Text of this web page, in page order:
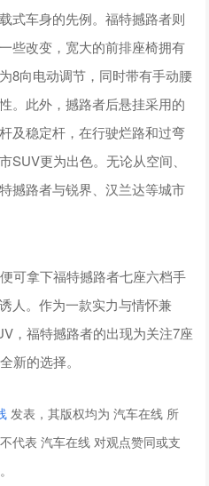
式车身的先例。福特撼路者则
些改变，宽大的前排座椅拥有
8向电动调节，同时带有手动腰
。此外，撼路者后悬挂采用的
及稳定杆，在行驶烂路和过弯
SUV更为出色。无论从空间、
撼路者与锐界、汉兰达等城市
可拿下福特撼路者七座六档手
人。作为一款实力与情怀兼
，福特撼路者的出现为关注7座
新的选择。
发表，其版权均为 汽车在线 所
代表 汽车在线 对观点赞同或支